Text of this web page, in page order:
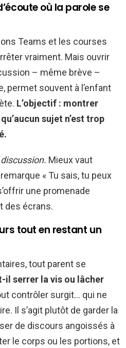
où la parole se
Teams et les courses
vraiment. Mais ouvrir
– même brève –
permet souvent à l’enfant
L’objectif : montrer
sujet n’est trop
Mieux vaut
« Tu sais, tu peux
une promenade
des écrans.
tout en restant un
tout parent se
il serrer la vis ou lâcher
contrôler surgit… qui ne
Il s’agit plutôt de garder la
de discours angoissés à
le corps ou les portions, et